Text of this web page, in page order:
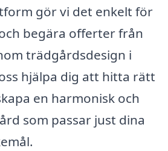
gör vi det enkelt för
begära offerter från
trädgårdsdesign i
hjälpa dig att hitta rätt
en harmonisk och
som passar just dina